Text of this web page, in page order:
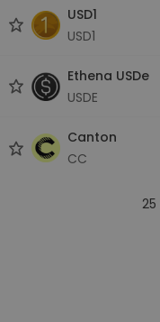
USD1
USD1
Ethena USDe
USDE
Canton
CC
25